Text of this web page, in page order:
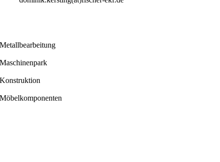
Metallbearbeitung
Maschinenpark
Konstruktion
Möbelkomponenten